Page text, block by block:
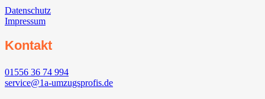
Datenschutz
Impressum
Kontakt
01556 36 74 994
service@1a-umzugsprofis.de